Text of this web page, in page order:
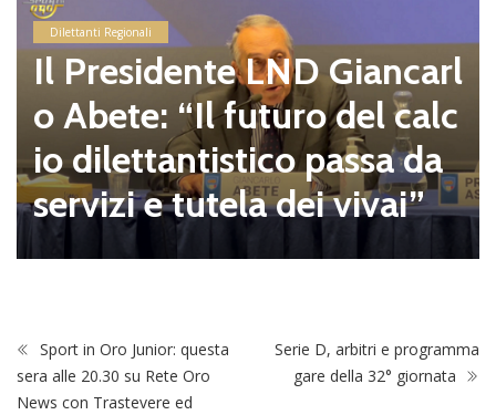
Dilettanti Regionali
Il Presidente LND Giancarl
o Abete: “Il futuro del calc
io dilettantistico passa da
servizi e tutela dei vivai”
Sport in Oro Junior: questa
sera alle 20.30 su Rete Oro
News con Trastevere ed
Serie D, arbitri e programma
gare della 32° giornata